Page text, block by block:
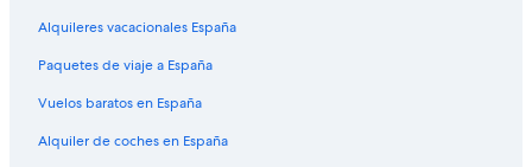
Alquileres vacacionales España
Paquetes de viaje a España
Vuelos baratos en España
Alquiler de coches en España